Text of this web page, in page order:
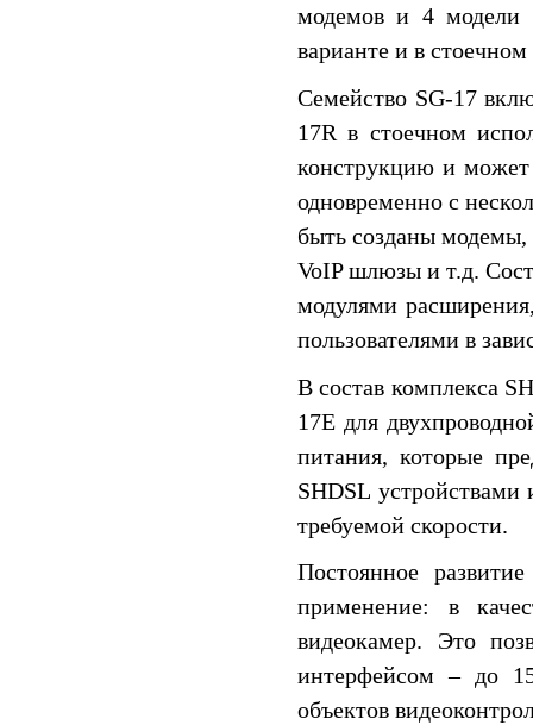
модемов и 4 модели
варианте и в
Семейство SG-17
17R в стоечном
конструкцию и может
одновременно с
быть созданы модемы,
VoIP шлюзы и т.д.
модулями
пользователями в
В состав комплекса
17E для
питания, которые
SHDSL устройствами
требуемой скорости.
Постоянное
применение: в
видеокамер. Это
интерфейсом – до
объектов